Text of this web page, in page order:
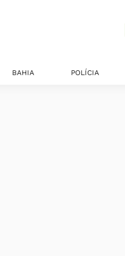
BAHIA POLÍCIA